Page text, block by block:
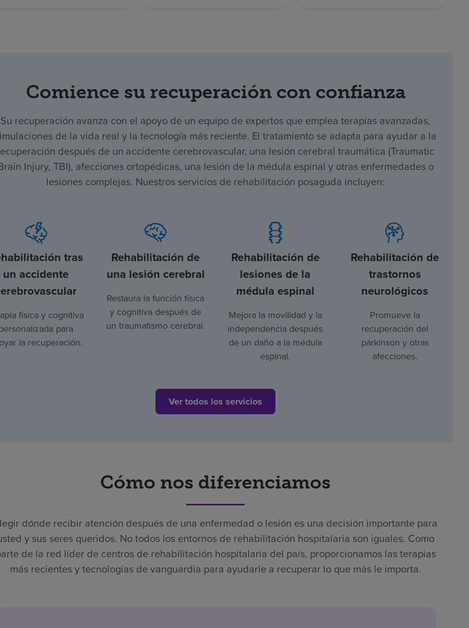
Comience su recuperación con confianza
Su recuperación avanza con el apoyo de un equipo de expertos que emplea terapias avanzadas,
de la vida real y la tecnología más reciente. El tratamiento se adapta para ayudar a la
después de un accidente cerebrovascular, una lesión cerebral traumática (Traumatic
Injury, TBI), afecciones ortopédicas, una lesión de la médula espinal y otras enfermedades o
lesiones complejas. Nuestros servicios de rehabilitación posaguda incluyen:
tras
un accidente
física y cognitiva
para
la recuperación.
Rehabilitación de
una lesión cerebral
Restaura la función física
y cognitiva después de
un traumatismo cerebral.
Rehabilitación de
lesiones de la
médula espinal
Mejora la movilidad y la
independencia después
de un daño a la médula
espinal.
Rehabilitación de
trastornos
neurológicos
Promueve la
recuperación del
párkinson y otras
afecciones.
Ver todos los servicios
Cómo nos diferenciamos
dónde recibir atención después de una enfermedad o lesión es una decisión importante para
y sus seres queridos. No todos los entornos de rehabilitación hospitalaria son iguales. Como
de la red líder de centros de rehabilitación hospitalaria del país, proporcionamos las terapias
más recientes y tecnologías de vanguardia para ayudarle a recuperar lo que más le importa.